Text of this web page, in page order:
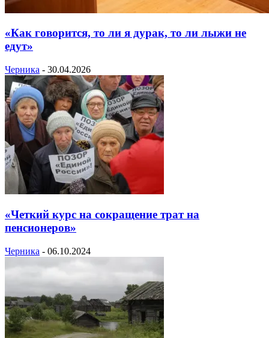
«Как говорится, то ли я дурак, то ли лыжи не
едут»
Черника - 30.04.2026
«Четкий курс на сокращение трат на
пенсионеров»
Черника - 06.10.2024